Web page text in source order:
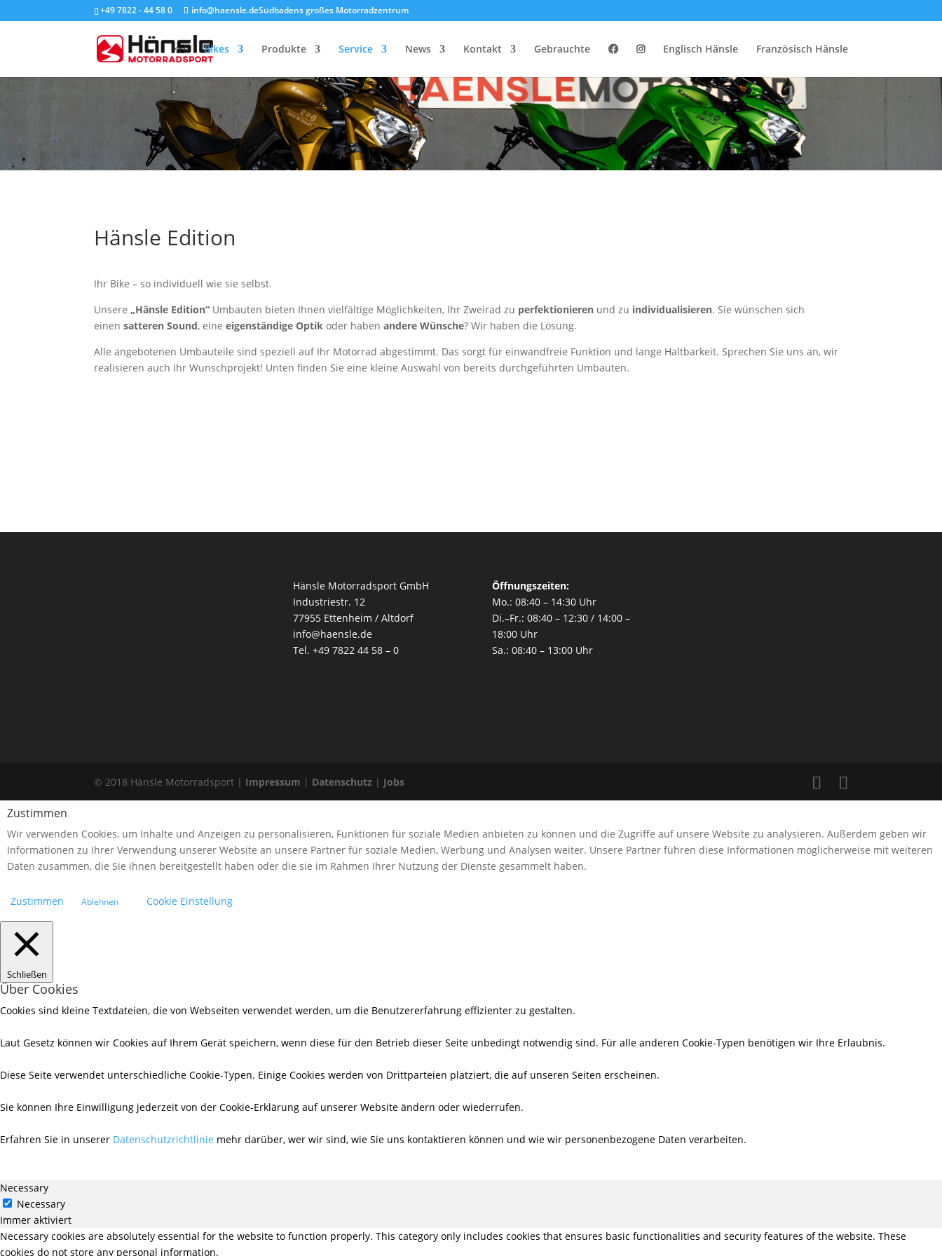
+49 7822 - 44 58 0 info@haensle.deSüdbadens großes Motorradzentrum
Bikes Produkte Service News Kontakt Gebrauchte Englisch Hänsle Französisch Hänsle
Hänsle Edition
Ihr Bike – so individuell wie sie selbst.
Unsere„Hänsle Edition“ Umbauten bieten Ihnen vielfältige Möglichkeiten, Ihr Zweirad zu perfektionieren und zu individualisieren. Sie wünschen sich
einensatteren Sound, eineeigenständige Optikoder habenandere Wünsche? Wir haben die Lösung.
Alle angebotenen Umbauteile sind speziell auf Ihr Motorrad abgestimmt. Das sorgt für einwandfreie Funktion und lange Haltbarkeit. Sprechen Sie uns an, wir
realisieren auch Ihr Wunschprojekt! Unten finden Sie eine kleine Auswahl von bereits durchgeführten Umbauten.
Hänsle Motorradsport GmbH
Industriestr. 12
77955 Ettenheim / Altdorf
info@haensle.de
Tel. +49 7822 44 58 – 0
Öffnungszeiten:
Mo.: 08:40 – 14:30 Uhr
Di.–Fr.: 08:40 – 12:30 / 14:00 –
18:00 Uhr
Sa.: 08:40 – 13:00 Uhr
© 2018 Hänsle Motorradsport | Impressum | Datenschutz | Jobs
Zustimmen
Wir verwenden Cookies, um Inhalte und Anzeigen zu personalisieren, Funktionen für soziale Medien anbieten zu können und die Zugriffe auf unsere Website zu analysieren. Außerdem geben wir
Informationen zu Ihrer Verwendung unserer Website an unsere Partner für soziale Medien, Werbung und Analysen weiter. Unsere Partner führen diese Informationen möglicherweise mit weiteren
Daten zusammen, die Sie ihnen bereitgestellt haben oder die sie im Rahmen Ihrer Nutzung der Dienste gesammelt haben.
Zustimmen Ablehnen Cookie Einstellung
Schließen
Über Cookies
Cookies sind kleine Textdateien, die von Webseiten verwendet werden, um die Benutzererfahrung effizienter zu gestalten.
Laut Gesetz können wir Cookies auf Ihrem Gerät speichern, wenn diese für den Betrieb dieser Seite unbedingt notwendig sind. Für alle anderen Cookie-Typen benötigen wir Ihre Erlaubnis.
Diese Seite verwendet unterschiedliche Cookie-Typen. Einige Cookies werden von Drittparteien platziert, die auf unseren Seiten erscheinen.
Sie können Ihre Einwilligung jederzeit von der Cookie-Erklärung auf unserer Website ändern oder wiederrufen.
Erfahren Sie in unserer Datenschutzrichtlinie mehr darüber, wer wir sind, wie Sie uns kontaktieren können und wie wir personenbezogene Daten verarbeiten.
Necessary
Necessary
Immer aktiviert
Necessary cookies are absolutely essential for the website to function properly. This category only includes cookies that ensures basic functionalities and security features of the website. These
cookies do not store any personal information.